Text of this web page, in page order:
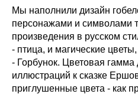
Мы наполнили дизайн
персонажами и символами
произведения в русском
- птица, и магические
- Горбунок. Цветовая
иллюстраций к сказке
приглушенные цвета - как